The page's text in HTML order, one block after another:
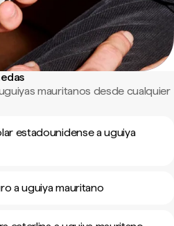
mauritanos desde cualquier
estadounidense a uguiya
a uguiya mauritano